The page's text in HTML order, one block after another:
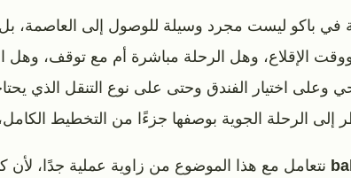
في باكو ليست مجرد وسيلة للوصول إلى العاصمة،
الإقلاع، وهل الرحلة مباشرة أم مع توقف، وهل
وعلى اختيار الفندق وحتى على نوع التنقل
إلى الرحلة الجوية بوصفها جزءًا من التخطيط
نتعامل مع هذا الموضوع من زاوية عملية جدًا، لأن